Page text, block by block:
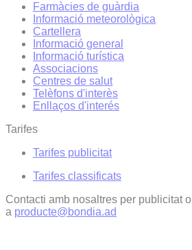
Farmàcies de guàrdia
Informació meteorològica
Cartellera
Informació general
Informació turística
Associacions
Centres de salut
Telèfons d'interès
Enllaços d'interés
Tarifes
Tarifes publicitat
Tarifes classificats
Contacti amb nosaltres per publicitat
a producte@bondia.ad